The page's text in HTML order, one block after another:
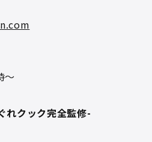
～
れクック完全監修-